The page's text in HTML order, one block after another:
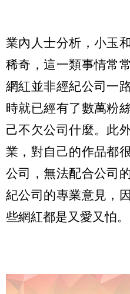
業內人士分析，小玉
稀奇，這一類事情常
網紅並非經紀公司一
時就已經有了數萬粉
己不欠公司什麼。此
業，對自己的作品都
公司，無法配合公司
紀公司的專業意見，
些網紅都是又愛又怕。